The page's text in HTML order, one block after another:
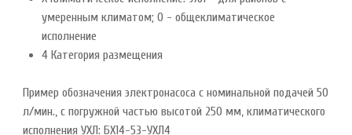
умеренным климатом; 0 - общеклиматическое
исполнение
4 Категория размещения
Пример обозначения электронасоса с номинальной подачей 50
л/мин., с погружной частью высотой 250 мм, климатического
исполнения УХЛ: БХ14-53-УХЛ4